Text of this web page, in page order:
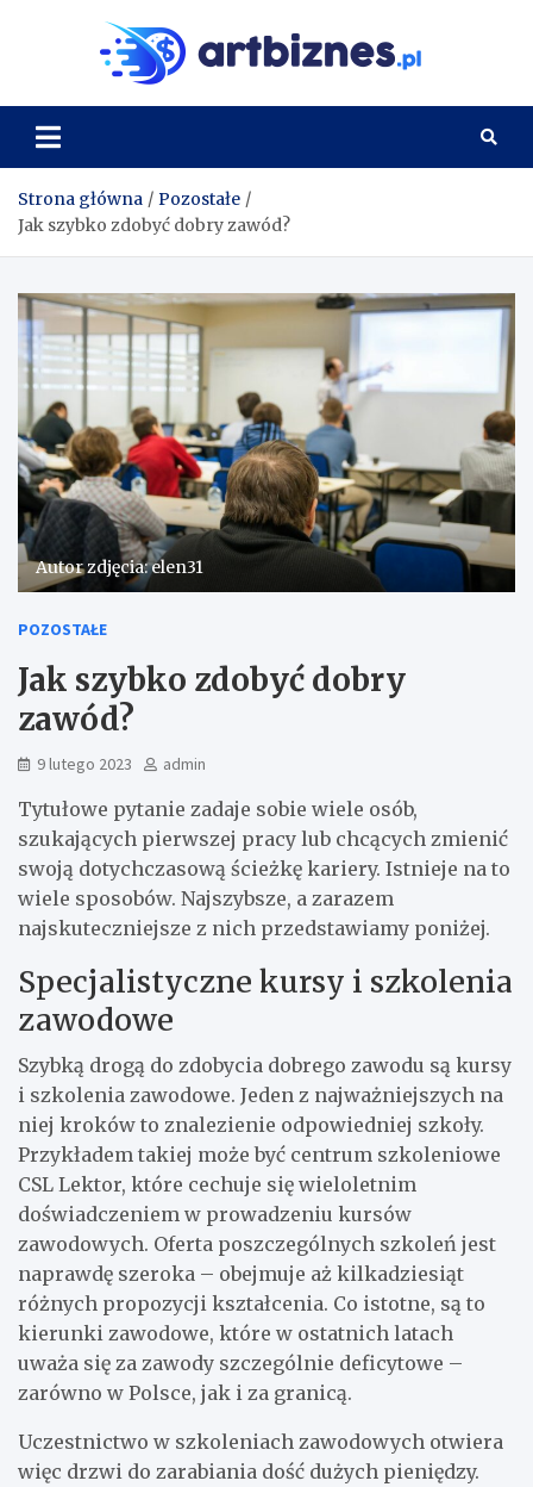
Strona główna
Pozostałe
Jak szybko zdobyć dobry zawód?
Autor zdjęcia: elen31
POZOSTAŁE
Jak szybko zdobyć dobry
zawód?
9 lutego 2023 admin
Tytułowe pytanie zadaje sobie wiele osób,
szukających pierwszej pracy lub chcących zmienić
swoją dotychczasową ścieżkę kariery. Istnieje na to
wiele sposobów. Najszybsze, a zarazem
najskuteczniejsze z nich przedstawiamy poniżej.
Specjalistyczne kursy i szkolenia
zawodowe
Szybką drogą do zdobycia dobrego zawodu są kursy
i szkolenia zawodowe. Jeden z najważniejszych na
niej kroków to znalezienie odpowiedniej szkoły.
Przykładem takiej może być centrum szkoleniowe
CSL Lektor, które cechuje się wieloletnim
doświadczeniem w prowadzeniu kursów
zawodowych. Oferta poszczególnych szkoleń jest
naprawdę szeroka – obejmuje aż kilkadziesiąt
różnych propozycji kształcenia. Co istotne, są to
kierunki zawodowe, które w ostatnich latach
uważa się za zawody szczególnie deficytowe –
zarówno w Polsce, jak i za granicą.
Uczestnictwo w szkoleniach zawodowych otwiera
więc drzwi do zarabiania dość dużych pieniędzy.